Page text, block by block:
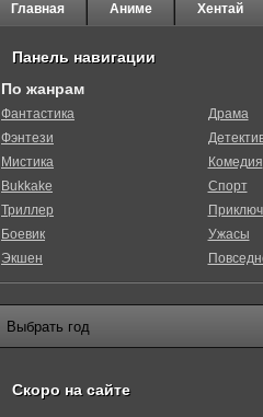
Главная Аниме Хентай
Панель навигации
По жанрам
Фантастика
Фэнтези
Мистика
Bukkake
Триллер
Боевик
Экшен
Драма
Комедия
Спорт
Ужасы
Скоро на сайте